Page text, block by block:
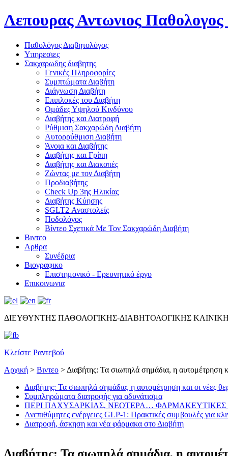
Λεπουρας Αντωνιος Παθολογος
Παθολόγος Διαβητολόγος
Υπηρεσιες
Σακχαρωδης διαβητης
Γενικές Πληροφορίες
Συμπτώματα Διαβήτη
Διάγνωση Διαβήτη
Επιπλοκές του Διαβήτη
Oμάδες Υψηλού Κινδύνου
Διαβήτης και Διατροφή
Ρύθμιση Σακχαρώδη Διαβήτη
Αυτορρύθμιση Διαβήτη
Άνοια και Διαβήτης
Διαβήτης και Γρίπη
Διαβήτης και Διακοπές
Ζώντας με τον Διαβήτη
Προδιαβήτης
Check Up 3ης Ηλικίας
Διαβήτης Κύησης
SGLT2 Αναστολείς
Ποδολόγος
Βίντεο Σχετικά Με Τον Σακχαρώδη Διαβήτη
Βιντεο
Αρθρα
Συνέδρια
Βιογραφικο
Επιστημονικό - Ερευνητικό έργο
Επικοινωνια
ΔΙΕΥΘΥΝΤΗΣ ΠΑΘΟΛΟΓΙΚΗΣ-ΔΙΑΒΗΤΟΛΟΓΙΚΗΣ
Κλείστε Ραντεβού
Αρχική > Βιντεο > Διαβήτης: Τα σιωπηλά σημάδια, η αυτομέτρηση
Διαβήτης: Τα σιωπηλά σημάδια, η αυτομέτρηση και οι νέες
Συμπληρώματα διατροφής για αδυνάτισμα
ΠΕΡΙ ΠΑΧΥΣΑΡΚΙΑΣ, ΝΕΟΤΕΡΑ… ΦΑΡΜΑΚΕΥΤΙΚΕΣ
Ανεπιθύμητες ενέργειες GLP-1: Πρακτικές συμβουλές για
Διατροφή, άσκηση και νέα φάρμακα στο Διαβήτη
Διαβήτης: Τα σιωπηλά σημάδια, η